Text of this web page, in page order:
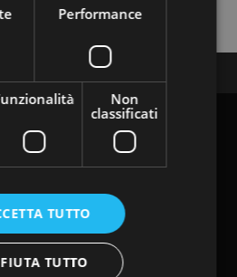
125, 19124 La Spezia (SP)
12.30 / 15.00-19.30
9.00-19.30
Performance
Non
classificati
TUTTO
TUTTO